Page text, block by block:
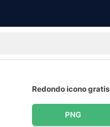
Redondo icono gratis
PNG